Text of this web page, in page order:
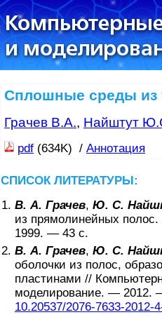
Сплошные среды из
Грачев В.А., Найштут
pdf (634K) / Аннотация
СПИСОК ЛИТЕРАТУРЫ:
В. А. Грачев, Ю. С.
из прямолинейных полос
1999. — 43 с.
В. А. Грачев, Ю. С.
оболочки из полос,
пластинами //
моделирование. — 2012.
10.20537/2076-7633-2012-